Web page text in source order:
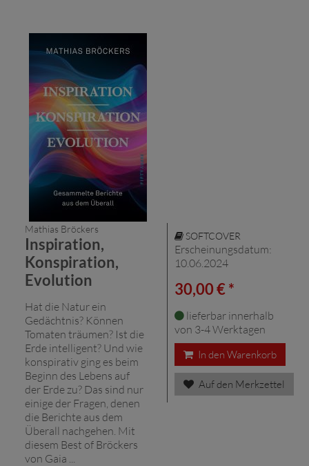
Mathias Bröckers
Inspiration,
Konspiration,
Evolution
Hat die Natur ein
Gedächtnis? Können
Tomaten träumen? Ist die
Erde intelligent? Und wie
konspirativ ging es beim
Beginn des Lebens auf
der Erde zu? Das sind nur
einige der Fragen, denen
die Berichte aus dem
Überall nachgehen. Mit
diesem Best of Bröckers
von Gaia ...
SOFTCOVER
Erscheinungsdatum:
10.06.2024
30,00 € *
lieferbar innerhalb
von 3-4 Werktagen
In den Warenkorb
Auf den Merkzettel